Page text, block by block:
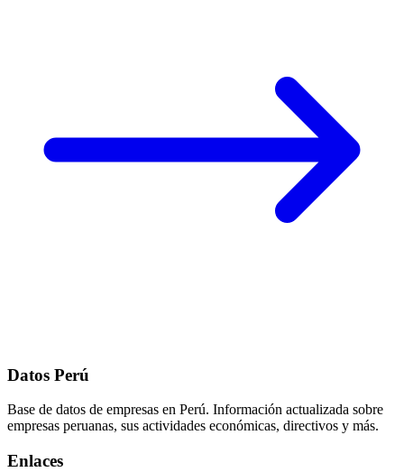
Datos Perú
Base de datos de empresas en Perú. Información actualizada sobre
empresas peruanas, sus actividades económicas, directivos y más.
Enlaces